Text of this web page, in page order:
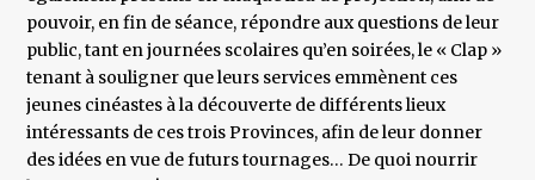
pouvoir, en fin de séance, répondre aux questions de leur
public, tant en journées scolaires qu’en soirées, le « Clap »
tenant à souligner que leurs services emmènent ces
jeunes cinéastes à la découverte de différents lieux
intéressants de ces trois Provinces, afin de leur donner
des idées en vue de futurs tournages… De quoi nourrir